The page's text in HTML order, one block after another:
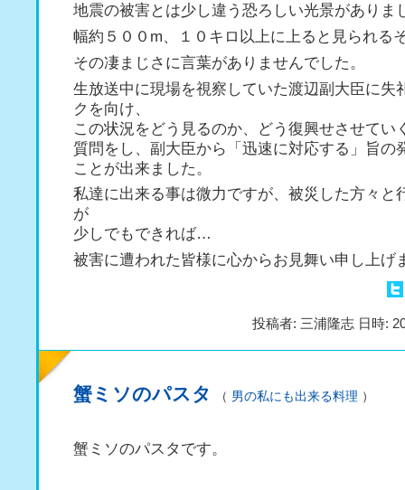
地震の被害とは少し違う恐ろしい光景がありま
幅約５００m、１０キロ以上に上ると見られる
その凄まじさに言葉がありませんでした。
生放送中に現場を視察していた渡辺副大臣に失
クを向け、
この状況をどう見るのか、どう復興せさせてい
質問をし、副大臣から「迅速に対応する」旨の
ことが出来ました。
私達に出来る事は微力ですが、被災した方々と
が
少しでもできれば…
被害に遭われた皆様に心からお見舞い申し上げ
投稿者: 三浦隆志 日時:
蟹ミソのパスタ （ 男の私にも出来る料理 ）
蟹ミソのパスタです。